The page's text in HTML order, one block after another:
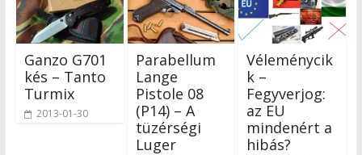
Ganzo G701
kés – Tanto
Turmix
2013-01-30
Parabellum
Lange
Pistole 08
(P14) – A
tüzérségi
Luger
Véleménycik
k –
Fegyverjog:
az EU
mindenért a
hibás?